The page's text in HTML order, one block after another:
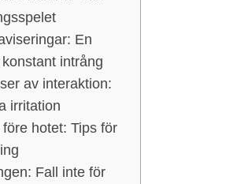
En
intrång
av interaktion:
irritation
hotet: Tips för
Fall inte för